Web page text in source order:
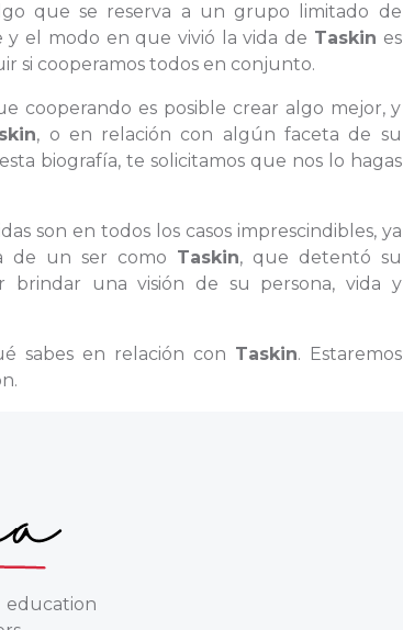
que se reserva a un grupo limitado de
el modo en que vivió la vida de Taskin es
si cooperamos todos en conjunto.
cooperando es posible crear algo mejor, y
, o en relación con algún faceta de su
biografía, te solicitamos que nos lo hagas
son en todos los casos imprescindibles, ya
de un ser como Taskin, que detentó su
brindar una visión de su persona, vida y
sabes en relación con Taskin. Estaremos